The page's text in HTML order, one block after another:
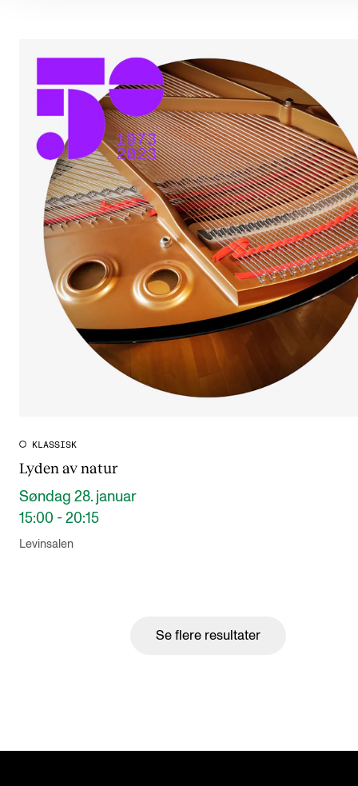
KLASSISK
Lyden av natur
Søndag 28. januar
15:00 - 20:15
Levinsalen
Se flere resultater